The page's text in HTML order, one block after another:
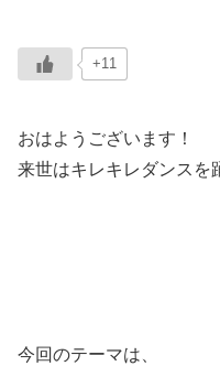
+11
おはようございます！
来世はキレキレダンスを
今回のテーマは、